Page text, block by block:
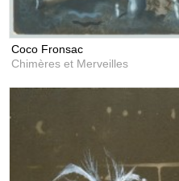
Coco Fronsac
Chimères et Merveilles